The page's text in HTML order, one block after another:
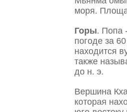
моря.
Горы. Попа
погоде за
находится
также
до н. э.
Вершина
которая